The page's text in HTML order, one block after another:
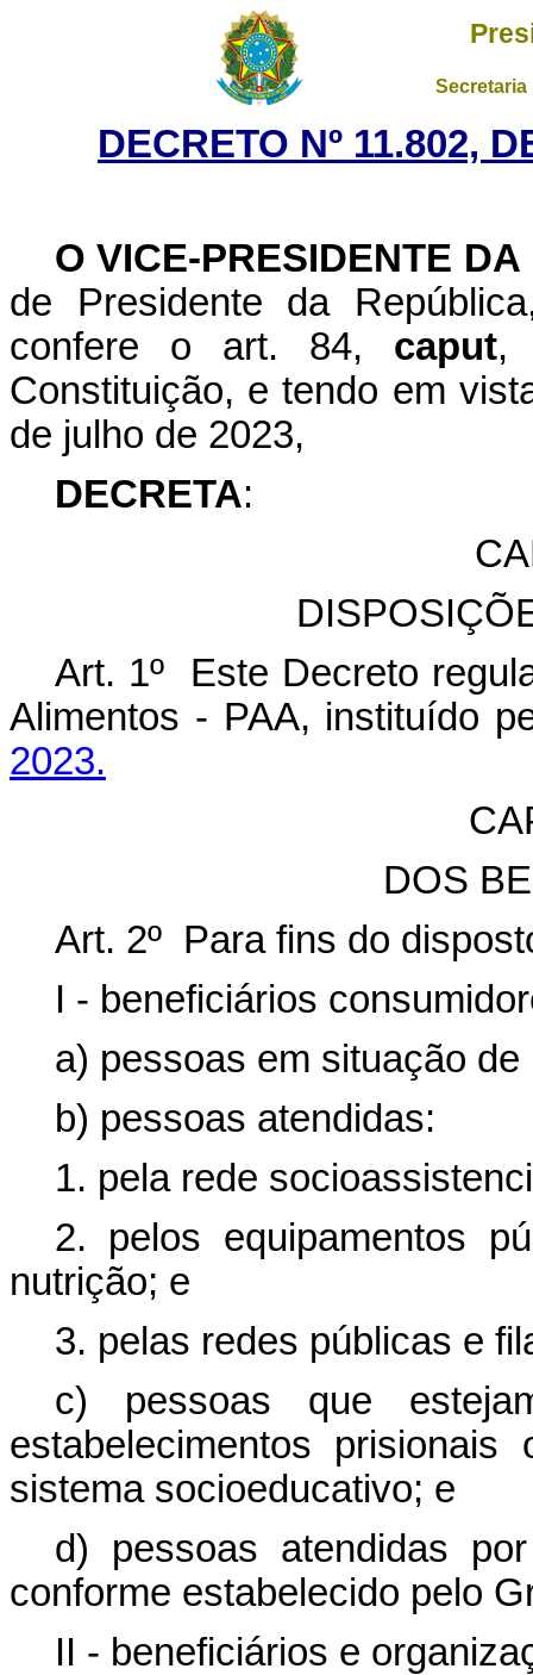
DECRETO Nº 11.802,
O VICE-PRESIDENTE
de Presidente da
confere o art. 84, caput,
Constituição, e tendo em
de julho de 2023,
DECRETA:
Art. 1º Este Decreto
Alimentos - PAA, instituído
2023.
DOS
Art. 2º Para fins do
I - beneficiários
a) pessoas em situação
b) pessoas atendidas:
1. pela rede
2. pelos equipamentos
nutrição; e
3. pelas redes públicas e
c) pessoas que
estabelecimentos
sistema socioeducativo; e
d) pessoas atendidas
conforme estabelecido pelo
II - beneficiários e